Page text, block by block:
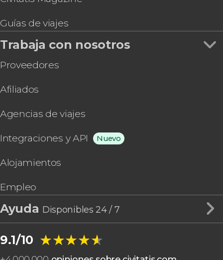
Guías de viajes
Trabaja con nosotros
Proveedores
Afiliados
Agencias de viajes
Integraciones y API Nuevo
Alojamientos
Empleo
Ayuda Disponibles 24 / 7
9.1/10 ★★★★★
★★★★★